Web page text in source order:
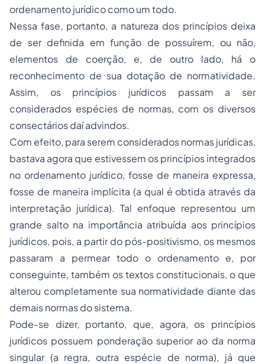
ordenamento jurídico como um todo.
Nessa fase, portanto, a natureza dos princípios deixa
de ser definida em função de possuírem, ou não,
elementos de coerção, e, de outro lado, há o
reconhecimento de sua dotação de normatividade.
Assim, os princípios jurídicos passam a ser
considerados espécies de normas, com os diversos
consectários daí advindos.
Com efeito, para serem considerados normas jurídicas,
bastava agora que estivessem os princípios integrados
no ordenamento jurídico, fosse de maneira expressa,
fosse de maneira implícita (a qual é obtida através da
interpretação jurídica). Tal enfoque representou um
grande salto na importância atribuída aos princípios
jurídicos, pois, a partir do pós-positivismo, os mesmos
passaram a permear todo o ordenamento e, por
conseguinte, também os textos constitucionais, o que
alterou completamente sua normatividade diante das
demais normas do sistema.
Pode-se dizer, portanto, que, agora, os princípios
jurídicos possuem ponderação superior ao da norma
singular (a regra, outra espécie de norma), já que